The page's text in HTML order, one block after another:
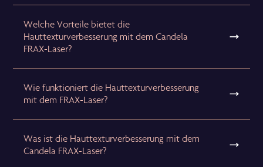
Welche Vorteile bietet die
Hauttexturverbesserung mit dem Candela
FRAX-Laser?
Wie funktioniert die Hauttexturverbesserung
mit dem FRAX-Laser?
Was ist die Hauttexturverbesserung mit dem
Candela FRAX-Laser?